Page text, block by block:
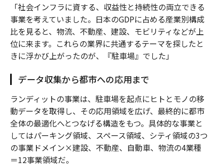
「社会インフラに資する、収益性と持続性の両立できる
事業を考えていました。日本のGDPに占める産業別構成
比を見ると、物流、不動産、建設、モビリティなどが上
位に来ます。これらの業界に共通するテーマを探したと
きに浮かび上がったのが、『駐車場』でした」
データ収集から都市への応用まで
ランディットの事業は、駐車場を起点にヒトとモノの移
動データを取得し、その応用領域を広げ、最終的に都市
全体の最適化へとつなげる構造をもつ。具体的な事業と
してはパーキング領域、スペース領域、シティ領域の3つ
の事業ドメイン×建設、不動産、自動車、物流の4業種
＝12事業領域だ。